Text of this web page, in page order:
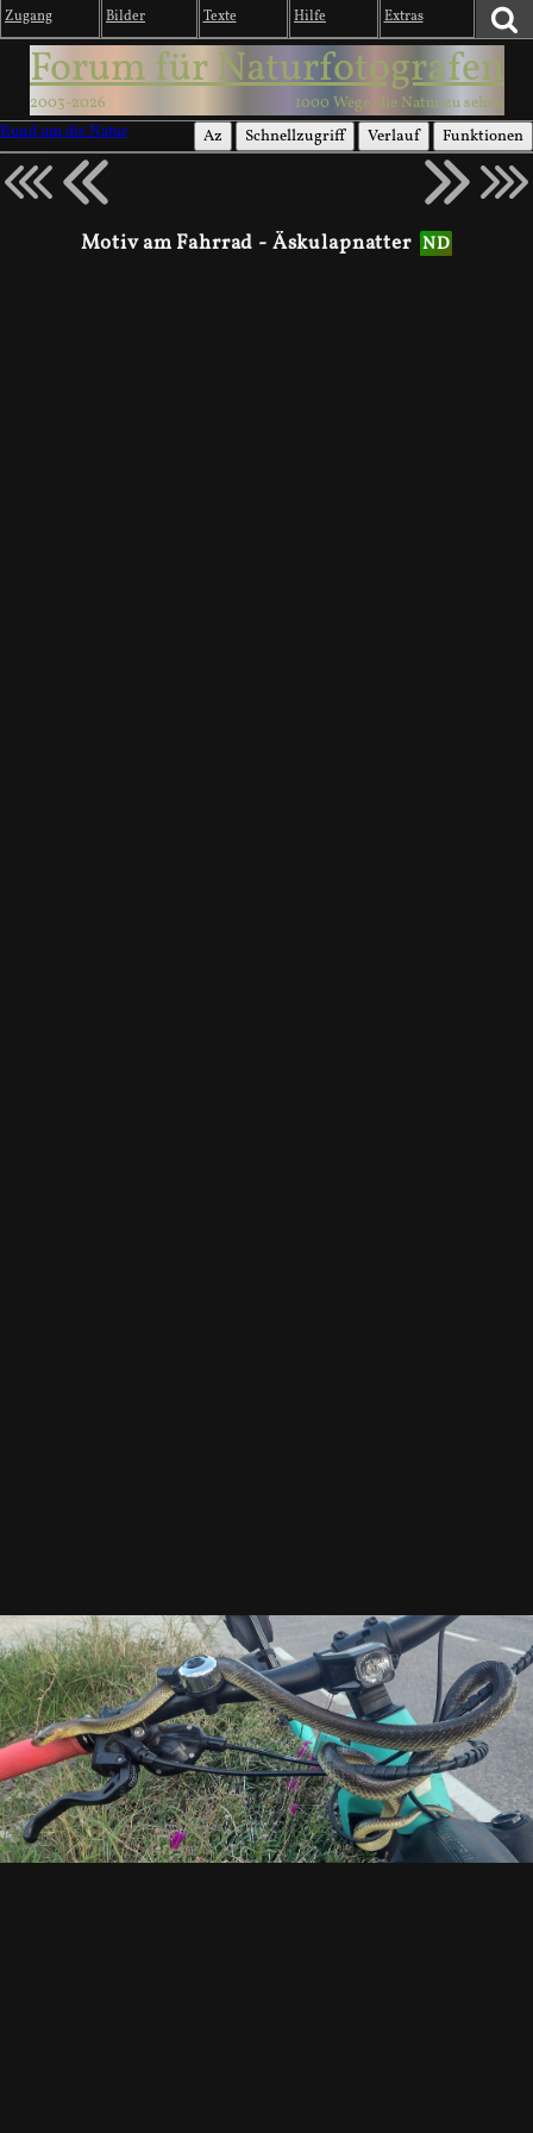
Zugang Bilder Texte Hilfe Extras
Forum für Naturfotografen
2003-2026
1000 Wege, die Natur zu sehen
Rund um die Natur
Az Schnellzugriff Verlauf Funktionen
Motiv am Fahrrad - Äskulapnatter